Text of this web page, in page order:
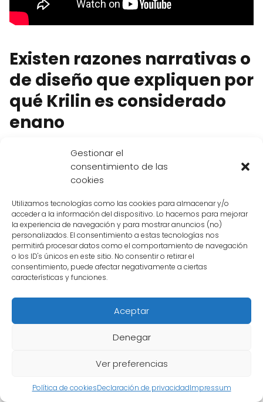
Gestionar el
consentimiento de las
cookies
Utilizamos tecnologías como las cookies para almacenar y/o
acceder a la información del dispositivo. Lo hacemos para mejorar
la experiencia de navegación y para mostrar anuncios (no)
personalizados. El consentimiento a estas tecnologías nos
permitirá procesar datos como el comportamiento de navegación
o los ID's únicos en este sitio. No consentir o retirar el
consentimiento, puede afectar negativamente a ciertas
características y funciones.
Aceptar
Denegar
Ver preferencias
Política de cookiesDeclaración de privacidadImpressum
Existen razones narrativas o
de diseño que expliquen por
qué Krilin es considerado
enano
Hay varios factores que explican por qué
Krilin, el popular personaje de Dragon Ball, es
consideradoenano
vista narrativo como de diseño, estos
elementos contribuyen a la percepción de su
estatura.
Razones narrativas
narrativo, la estatura de Krilin se utiliza como
un recurso para resaltar suvalentía y
. A pesar de ser más pequeño
demuestra una gran fuerza y coraje en sus
batallas. Su tamaño contrasta con su